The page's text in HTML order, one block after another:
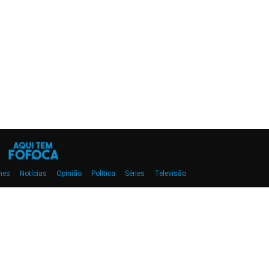
Notícias Opinião Política Séries Televisão